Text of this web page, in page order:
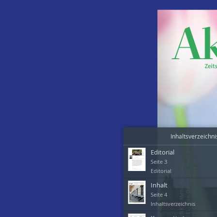
Editorial
Seite3
Editorial
Inhalt
Seite4
Inhaltsverzeichnis